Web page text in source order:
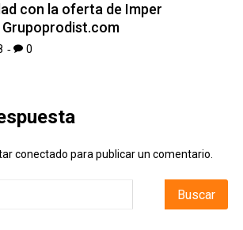
con la oferta de Imper
0
conectado para publicar un comentario.